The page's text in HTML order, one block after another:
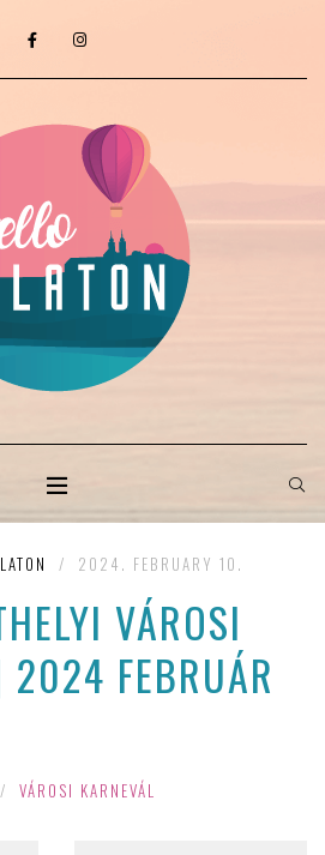
/ 2024. FEBRUARY 10.
VÁROSI
2024 FEBRUÁR
/ VÁROSI KARNEVÁL